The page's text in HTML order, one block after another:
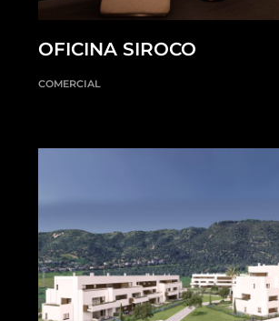
OFICINA SIROCO
COMERCIAL